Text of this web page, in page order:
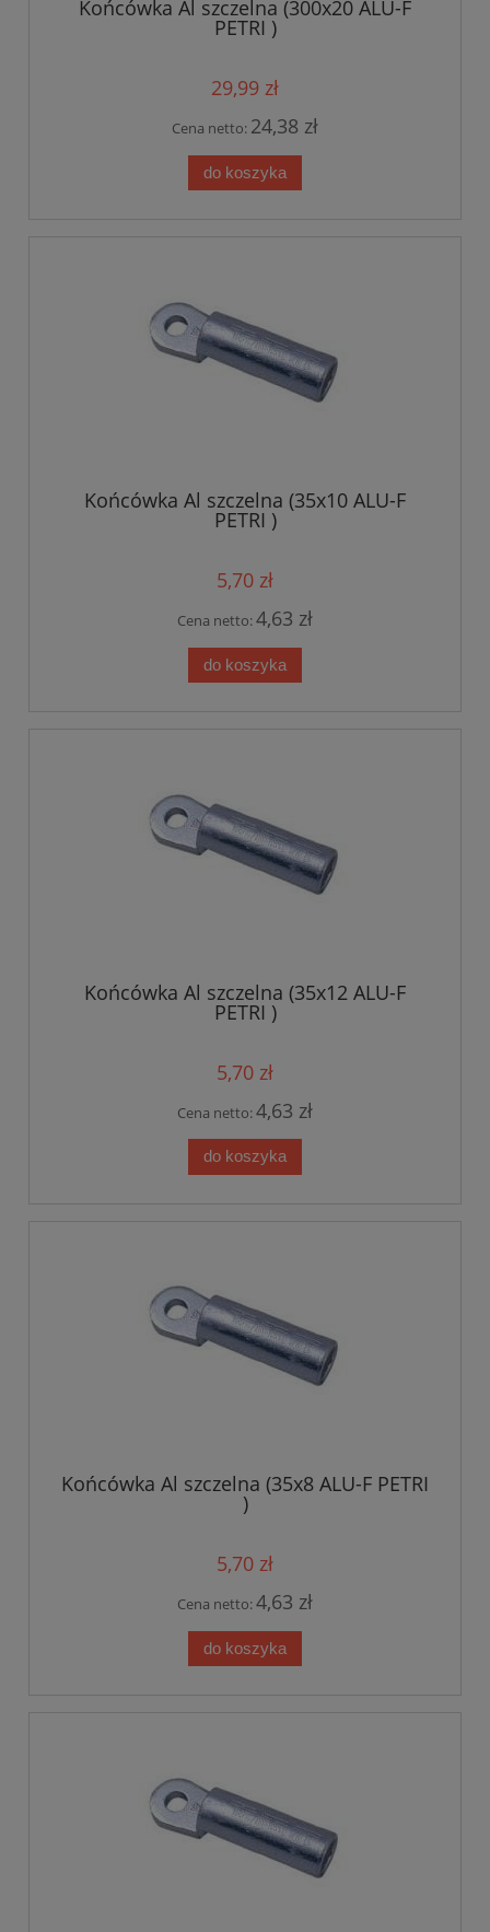
Końcówka Al szczelna (300x20 ALU-F
PETRI )
29,99 zł
Cena netto: 24,38 zł
do koszyka
Końcówka Al szczelna (35x10 ALU-F
PETRI )
5,70 zł
Cena netto:4,63 zł
do koszyka
Końcówka Al szczelna (35x12 ALU-F
PETRI )
5,70 zł
Cena netto:4,63 zł
do koszyka
Końcówka Al szczelna (35x8 ALU-F PETRI
)
5,70 zł
Cena netto:4,63 zł
do koszyka